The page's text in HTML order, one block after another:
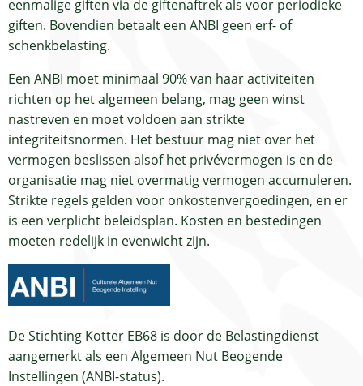
eenmalige giften via de giftenaftrek als voor periodieke
giften. Bovendien betaalt een ANBI geen erf- of
schenkbelasting.
Een ANBI moet minimaal 90% van haar activiteiten
richten op het algemeen belang, mag geen winst
nastreven en moet voldoen aan strikte
integriteitsnormen. Het bestuur mag niet over het
vermogen beslissen alsof het privévermogen is en de
organisatie mag niet overmatig vermogen accumuleren.
Strikte regels gelden voor onkostenvergoedingen, en er
is een verplicht beleidsplan. Kosten en bestedingen
moeten redelijk in evenwicht zijn.
De Stichting Kotter EB68 is door de Belastingdienst
aangemerkt als een Algemeen Nut Beogende
Instellingen (ANBI-status).